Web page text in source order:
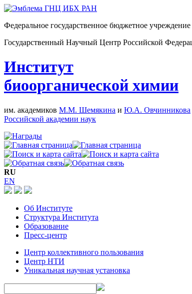
Федеральное государственное бюджетное учреждение
Государственный Научный Центр Российской
Институт
биоорганической химии
им. академиков М.М. Шемякина и Ю.А. Овчинникова
Российской академии наук
RU
EN
Об Институте
Структура Института
Образование
Пресс-центр
Центр коллективного пользования
Центр НТИ
Уникальная научная установка